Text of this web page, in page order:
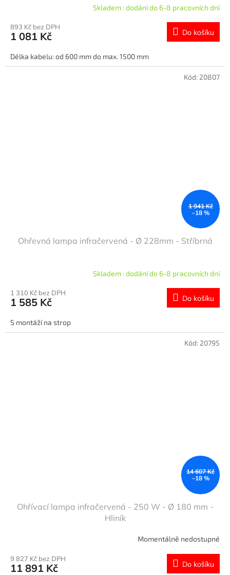
Skladem : dodání do 6-8 pracovních dní
893 Kč bez DPH
1 081 Kč Do košíku
Délka kabelu: od 600 mm do max. 1500 mm
1 941 Kč
–18 %
Ohřevná lampa infračervená - Ø 228mm - Stříbrná
Skladem : dodání do 6-8 pracovních dní
1 310 Kč bez DPH
1 585 Kč Do košíku
S montáží na strop
Kód:20807
14 607 Kč
–18 %
Ohřívací lampa infračervená - 250 W - Ø 180 mm -
Hliník
Momentálně nedostupné
9 827 Kč bez DPH
11 891 Kč Do košíku
Kód: 20795